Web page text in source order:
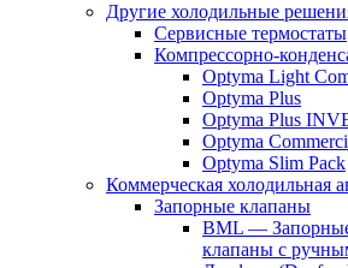
Другие холодильные
Сервисные термостаты
Компрессорно-
Optyma Light
Optyma Plus
Optyma Plus
Optyma
Optyma Slim Pack
Коммерческая холодильная
Запорные клапаны
BML —
клапаны с